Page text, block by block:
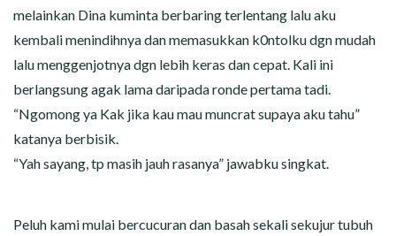
melainkan Dina kuminta berbaring terlentang lalu aku
kembali menindihnya dan memasukkan k0ntolku dgn mudah
lalu menggenjotnya dgn lebih keras dan cepat. Kali ini
berlangsung agak lama daripada ronde pertama tadi.
“Ngomong ya Kak jika kau mau muncrat supaya aku tahu”
katanya berbisik.
“Yah sayang, tp masih jauh rasanya” jawabku singkat.
Peluh kami mulai bercucuran dan basah sekali sekujur tubuh